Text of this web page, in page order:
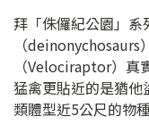
拜「侏儸紀公園」系
（
（Velociraptor）真
猛禽更貼近的是猶
類體型近5公尺的物